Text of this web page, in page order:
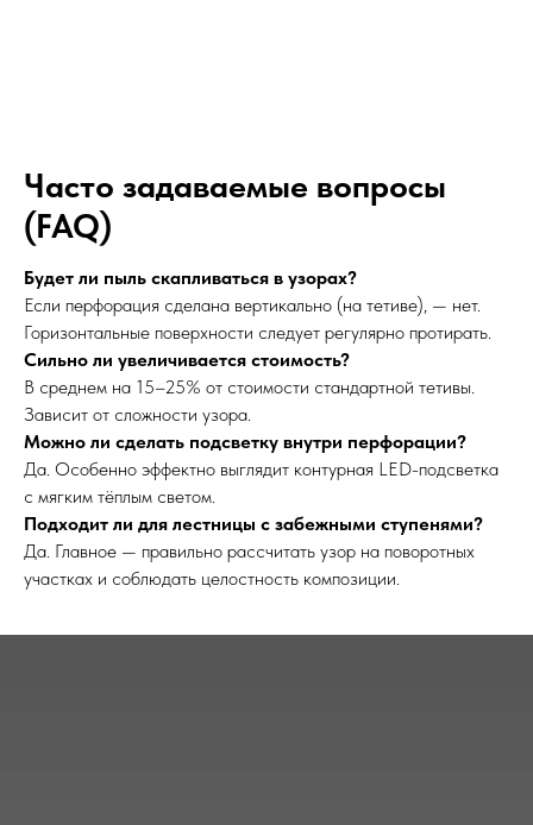
Часто задаваемые вопросы
(FAQ)
Будет ли пыль скапливаться в узорах?
Если перфорация сделана вертикально (на тетиве), — нет.
Горизонтальные поверхности следует регулярно протирать.
Сильно ли увеличивается стоимость?
В среднем на 15–25% от стоимости стандартной тетивы.
Зависит от сложности узора.
Можно ли сделать подсветку внутри перфорации?
Да. Особенно эффектно выглядит контурная LED-подсветка
с мягким тёплым светом.
Подходит ли для лестницы с забежными ступенями?
Да. Главное — правильно рассчитать узор на поворотных
участках и соблюдать целостность композиции.